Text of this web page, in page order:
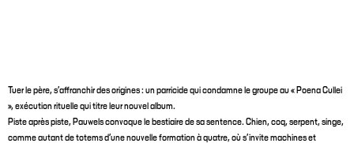
Tuer le père, s'affranchir des origines : un parricide qui condamne le groupe au « Poena Cullei
», exécution rituelle qui titre leur nouvel album.
Piste après piste, Pauwels convoque le bestiaire de sa sentence. Chien, coq, serpent, singe,
comme autant de totems d’une nouvelle formation à quatre, où s’invite machines et